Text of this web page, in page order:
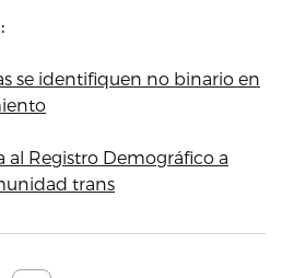
se identifiquen no binario en
al Registro Demográfico a
trans